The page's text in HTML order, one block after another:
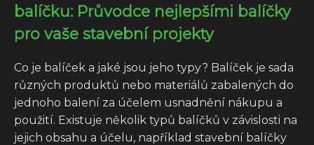
balíčku: Průvodce nejlepšími balíčky
pro vaše stavební projekty
Co je balíček a jaké jsou jeho typy? Balíček je sada
různých produktů nebo materiálů zabalených do
jednoho balení za účelem usnadnění nákupu a
použití. Existuje několik typů balíčků v závislosti na
jejich obsahu a účelu, například stavební balíčky